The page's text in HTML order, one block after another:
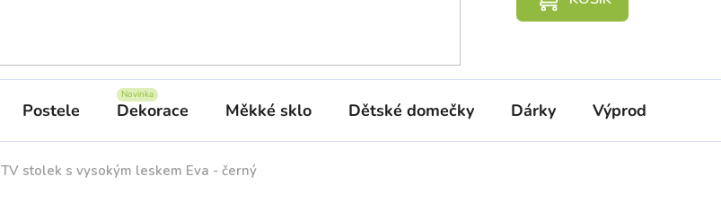
NÁKUPNÍ
Postele Dekorace Měkké sklo Dětské domečky Dárky Výprodej %
TV stolek s vysokým leskem Eva - černý